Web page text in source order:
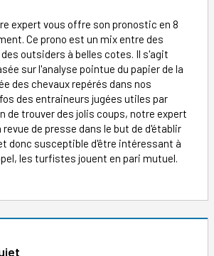
expert vous offre son pronostic en 8
Ce prono est un mix entre des
outsiders à belles cotes. Il s'agit
sur l'analyse pointue du papier de la
des chevaux repérés dans nos
des entraineurs jugées utiles par
de trouver des jolis coups, notre expert
de presse dans le but de d'établir
donc susceptible d'être intéressant à
les turfistes jouent en pari mutuel.